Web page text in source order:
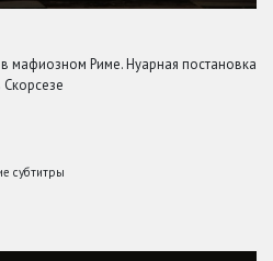
мафиозном Риме. Нуарная постановка
Скорсезе
субтитры